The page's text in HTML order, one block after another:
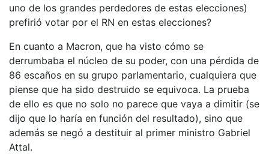
uno de los grandes perdedores de estas elecciones)
prefirió votar por el RN en estas elecciones?
En cuanto a Macron, que ha visto cómo se
derrumbaba el núcleo de su poder, con una pérdida de
86 escaños en su grupo parlamentario, cualquiera que
piense que ha sido destruido se equivoca. La prueba
de ello es que no solo no parece que vaya a dimitir (se
dijo que lo haría en función del resultado), sino que
además se negó a destituir al primer ministro Gabriel
Attal.